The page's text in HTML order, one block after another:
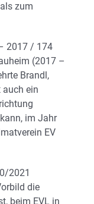
zum
2017 / 174
(2017 –
Brandl,
auch ein
im Jahr
EV
2021
die
beim EVL in